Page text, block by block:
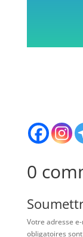
0
Votre adresse
obligatoires